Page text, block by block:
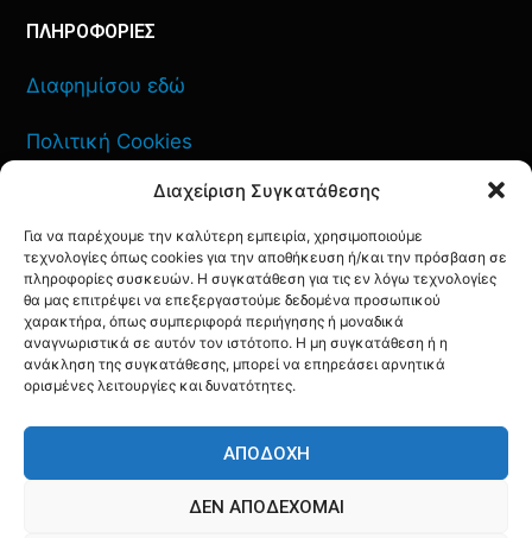
Διαχείριση Συγκατάθεσης
Για να παρέχουμε την καλύτερη εμπειρία, χρησιμοποιούμε
τεχνολογίες όπως cookies για την αποθήκευση ή/και την πρόσβαση σε
πληροφορίες συσκευών. Η συγκατάθεση για τις εν λόγω τεχνολογίες
θα μας επιτρέψει να επεξεργαστούμε δεδομένα προσωπικού
χαρακτήρα, όπως συμπεριφορά περιήγησης ή μοναδικά
αναγνωριστικά σε αυτόν τον ιστότοπο. Η μη συγκατάθεση ή η
ανάκληση της συγκατάθεσης, μπορεί να επηρεάσει αρνητικά
ορισμένες λειτουργίες και δυνατότητες.
ΑΠΟΔΟΧΉ
ΔΕΝ ΑΠΟΔΈΧΟΜΑΙ
ΠΛΗΡΟΦΟΡΙΕΣ
Διαφημίσου εδώ
Πολιτική Cookies
Πολιτική Απορρήτου
ΕΠΙΚΟΙΝΩΝΙΑ
YOUTUBE